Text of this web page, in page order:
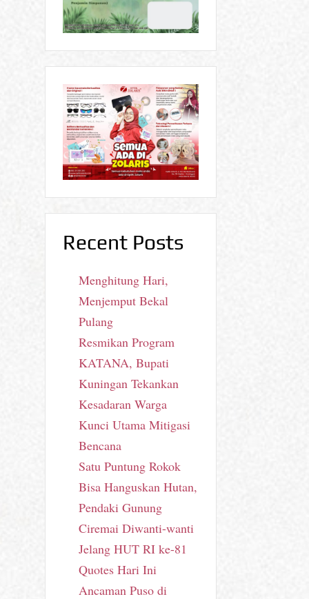
Recent Posts
Menghitung Hari,
Menjemput Bekal
Pulang
Resmikan Program
KATANA, Bupati
Kuningan Tekankan
Kesadaran Warga
Kunci Utama Mitigasi
Bencana
Satu Puntung Rokok
Bisa Hanguskan Hutan,
Pendaki Gunung
Ciremai Diwanti-wanti
Jelang HUT RI ke-81
Quotes Hari Ini
Ancaman Puso di